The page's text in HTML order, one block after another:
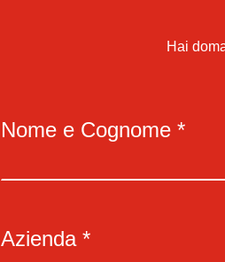
Hai
Nome e Cognome *
Azienda *